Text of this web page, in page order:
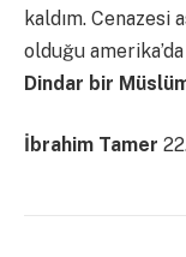
kaldım. Cenazesi
olduğu
Dindar bir
İbrahim Tamer